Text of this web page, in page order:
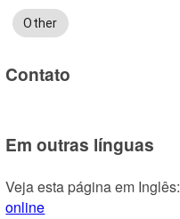
Other
Contato
Em outras línguas
Veja esta página em Inglês:
online